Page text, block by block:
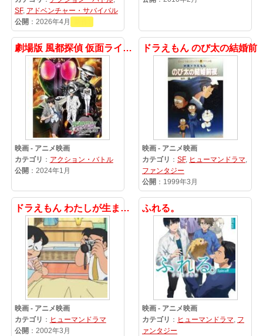
SF, アドベンチャー・サバイバル
公開 ：2026年4月
劇場版 風都探偵 仮面ライダースカルの肖像
映画 - アニメ映画
カテゴリ ： アクション・バトル
公開 ：2024年1月
ドラえもん のび太の結婚前
映画 - アニメ映画
カテゴリ ： SF, ヒューマンドラマ,
ファンタジー
公開 ：1999年3月
ドラえもん わたしが生まれた日
映画 - アニメ映画
カテゴリ ： ヒューマンドラマ
公開 ：2002年3月
ふれる。
映画 - アニメ映画
カテゴリ ： ヒューマンドラマ, フ
ァンタジー